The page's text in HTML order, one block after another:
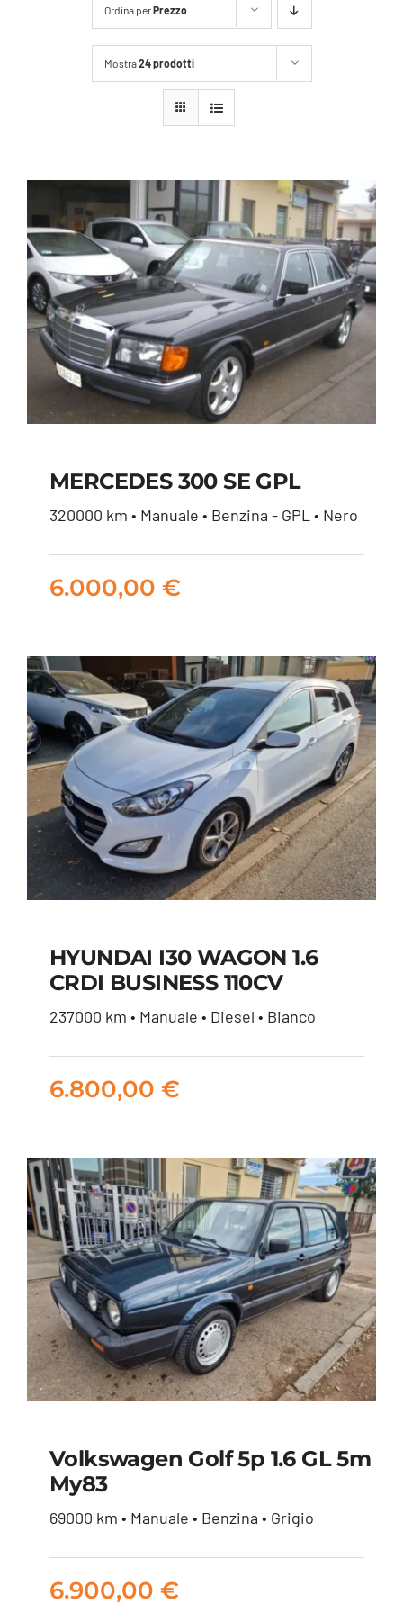
Ordina perPrezzo
Mostra24 prodotti
MERCEDES 300 SE GPL
320000 km • Manuale • Benzina - GPL • Nero
6.000,00 €
HYUNDAI I30
WAGON 1.6 CRDI
BUSINESS 110CV
6.800,00
HYUNDAI I30 WAGON 1.6
CRDI BUSINESS 110CV
237000 km • Manuale • Diesel • Bianco
6.800,00 €
Volkswagen Golf 5p
6.900,00
Volkswagen Golf 5p 1.6 GL 5m
My83
69000 km • Manuale • Benzina • Grigio
6.900,00 €